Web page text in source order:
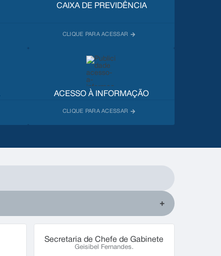
CAIXA DE PREVIDÊNCIA
ACESSO À INFORMAÇÃO
Secretaria de Chefe de Gabinete
Geisibel Fernandes.